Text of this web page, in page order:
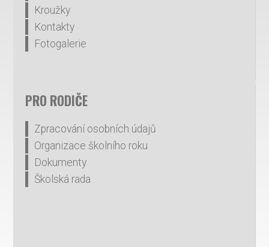
Kroužky
Kontakty
Fotogalerie
PRO RODIČE
Zpracování osobních údajů
Organizace školního roku
Dokumenty
Školská rada